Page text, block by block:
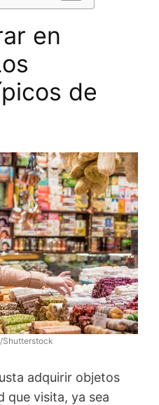
en
de
Shutterstock
adquirir objetos
que visita, ya sea